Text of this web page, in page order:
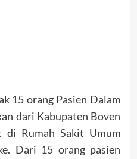
15 orang Pasien Dalam
dari Kabupaten Boven
Rumah Sakit Umum
Dari 15 orang pasien